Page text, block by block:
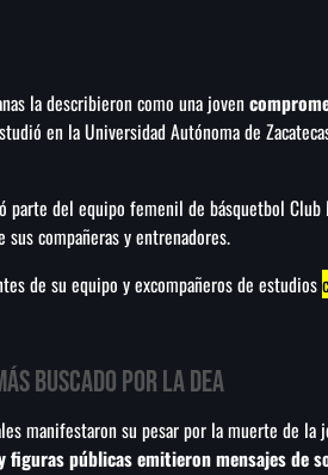
la describieron como una joven
en la Universidad Autónoma de
parte del equipo femenil de básquetbol Club
compañeras y entrenadores.
de su equipo y excompañeros de estudios
buscado por la DEA
manifestaron su pesar por la muerte de la
figuras públicas emitieron mensajes de